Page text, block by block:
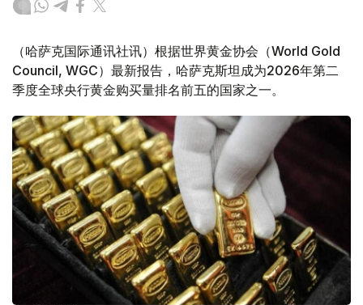
（哈萨克国际通讯社讯）根据世界黄金协会（World Gold
Council, WGC）最新报告，哈萨克斯坦成为2026年第二
季度全球央行黄金购买量排名前五的国家之一。